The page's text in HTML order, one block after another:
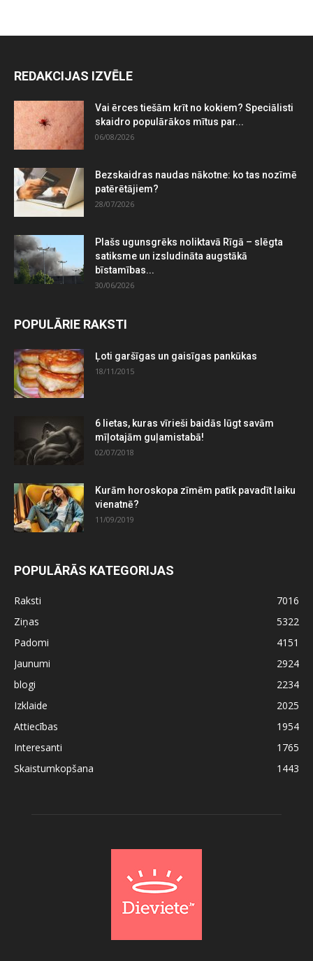
REDAKCIJAS IZVĒLE
Vai ērces tiešām krīt no kokiem? Speciālisti
skaidro populārākos mītus par...
06/08/2026
Bezskaidras naudas nākotne: ko tas nozīmē
patērētājiem?
28/07/2026
Plašs ugunsgrēks noliktavā Rīgā – slēgta
satiksme un izsludināta augstākā
bīstamības...
30/06/2026
POPULĀRIE RAKSTI
Ļoti garšīgas un gaisīgas pankūkas
18/11/2015
6 lietas, kuras vīrieši baidās lūgt savām
mīļotajām guļamistabā!
02/07/2018
Kurām horoskopa zīmēm patīk pavadīt laiku
vienatnē?
11/09/2019
POPULĀRĀS KATEGORIJAS
Raksti
7016
Ziņas
5322
Padomi
4151
Jaunumi
2924
blogi
2234
Izklaide
2025
Attiecības
1954
Interesanti
1765
Skaistumkopšana
1443